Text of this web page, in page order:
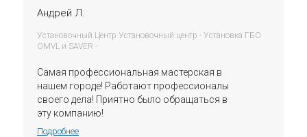
Андрей Л.
Установочный Центр Установочный центр - Установка ГБО
OMVL и SAVER -
Самая профессиональная мастерская в
нашем городе! Работают профессионалы
своего дела! Приятно было обращаться в
эту компанию!
Подробнее